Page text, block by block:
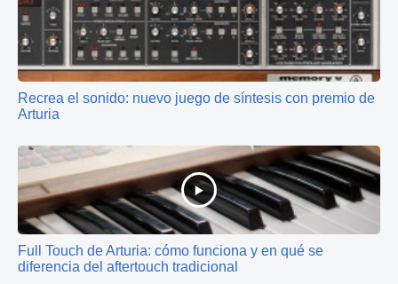
Recrea el sonido: nuevo juego de síntesis con premio de
Arturia
Full Touch de Arturia: cómo funciona y en qué se
diferencia del aftertouch tradicional